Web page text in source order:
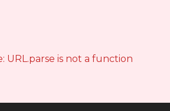
URL.parse is not a function